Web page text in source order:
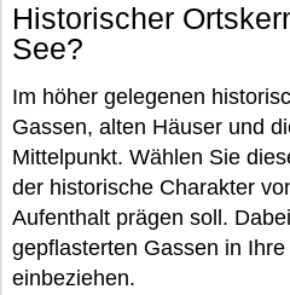
Historischer
See?
Im höher gelegenen
Gassen, alten Häuser und
Mittelpunkt. Wählen Sie
der historische Charakter
Aufenthalt prägen soll.
gepflasterten Gassen in
einbeziehen.